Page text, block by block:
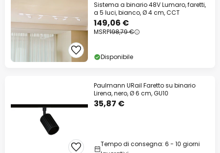
Sistema a binario 48V Lumaro, faretti,
a 5 luci, bianco, Ø 4 cm, CCT
149,06 €
MSRP198,79 €
Disponibile
Paulmann URail Faretto su binario
Lirena, nero, Ø 6 cm, GU10
35,87 €
Tempo di consegna: 6 - 10 giorni